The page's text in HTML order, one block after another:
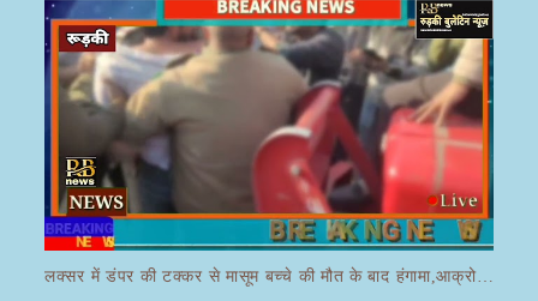
लक्सर में डंपर की टक्कर से मासूम बच्चे की मौत के बाद हंगामा,आक्रोशित भीड़ ने डंपर चालक की करी पिटाई